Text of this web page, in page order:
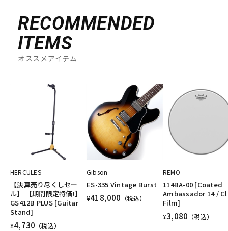
RECOMMENDED
ITEMS
オススメアイテム
HERCULES
【決算売り尽くしセー
ル】 【期間限定特価!】
GS412B PLUS [Guitar
Stand]
¥4,730 （税込）
Gibson
ES-335 Vintage Burst
¥418,000 （税込）
REMO
114BA-00 [Coated
Ambassador 14 /
Film]
¥3,080 （税込）